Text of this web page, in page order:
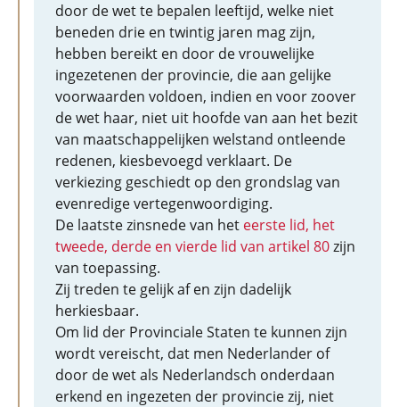
door de wet te bepalen leeftijd, welke niet
beneden drie en twintig jaren mag zijn,
hebben bereikt en door de vrouwelijke
ingezetenen der provincie, die aan gelijke
voorwaarden voldoen, indien en voor zoover
de wet haar, niet uit hoofde van aan het bezit
van maatschappelijken welstand ontleende
redenen, kiesbevoegd verklaart. De
verkiezing geschiedt op den grondslag van
evenredige vertegenwoordiging.
De laatste zinsnede van het eerste lid, het
tweede, derde en vierde lid van artikel 80zijn
van toepassing.
Zij treden te gelijk af en zijn dadelijk
herkiesbaar.
Om lid der Provinciale Staten te kunnen zijn
wordt vereischt, dat men Nederlander of
door de wet als Nederlandsch onderdaan
erkend en ingezeten der provincie zij, niet